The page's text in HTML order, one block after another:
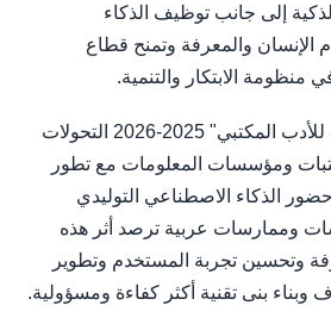
إلى جانب توظيف الذكاء
الإنسان والمعرفة وتمنح قطاع
منظومة الابتكار والتنمية.
وتواكب "جائزة الشارقة للأدب المكتبي" 2025-2026 التحولات
ومؤسسات المعلومات مع تطور
حضور الذكاء الاصطناعي التوليدي
وممارسات عربية ترصد أثر هذه
وتحسين تجربة المستخدم وتطوير
بنى تقنية أكثر كفاءة ومسؤولية.